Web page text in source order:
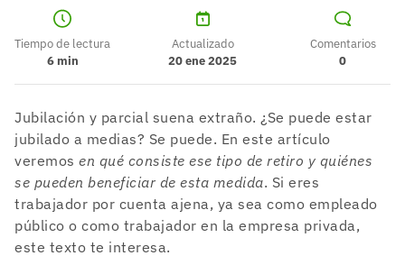
Tiempo de lectura
6min
Actualizado
20 ene 2025
Comentarios
0
Jubilación y parcial suena extraño. ¿Se puede estar
jubilado a medias? Se puede. En este artículo
veremos en qué consiste ese tipo de retiro y quiénes
se pueden beneficiar de esta medida. Si eres
trabajador por cuenta ajena, ya sea como empleado
público o como trabajador en la empresa privada,
este texto te interesa.